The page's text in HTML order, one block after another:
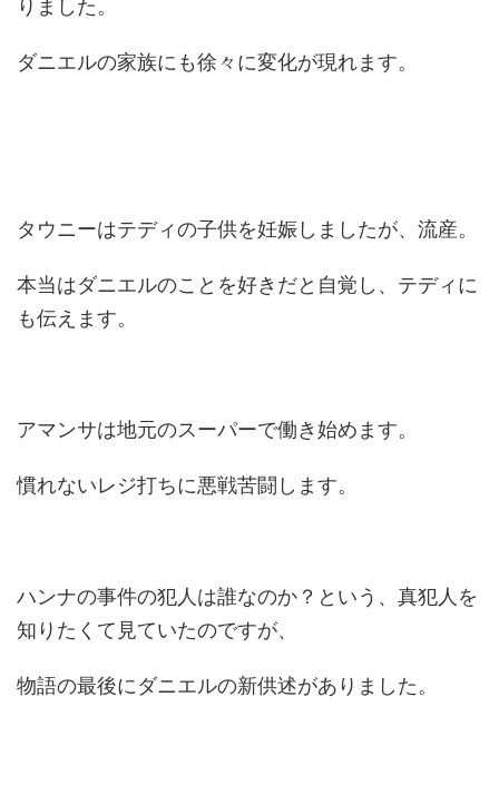
りました。
ダニエルの家族にも徐々に変化が現れます。
タウニーはテディの子供を妊娠しましたが、流産。
本当はダニエルのことを好きだと自覚し、テディに
も伝えます。
アマンサは地元のスーパーで働き始めます。
慣れないレジ打ちに悪戦苦闘します。
ハンナの事件の犯人は誰なのか？という、真犯人を
知りたくて見ていたのですが、
物語の最後にダニエルの新供述がありました。